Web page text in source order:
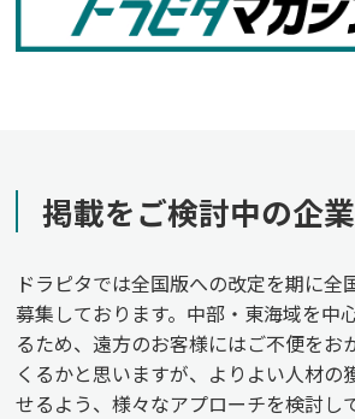
掲載をご検討中の企
ドラピタでは全国版への改定を期に全
募集しております。中部・東海域を中
るため、遠方のお客様にはご不便をお
くるかと思いますが、よりよい人材の
せるよう、様々なアプローチを検討し